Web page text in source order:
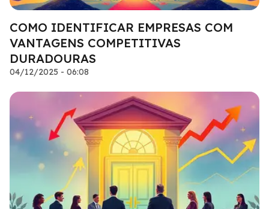
COMO IDENTIFICAR EMPRESAS COM
VANTAGENS COMPETITIVAS
DURADOURAS
04/12/2025 - 06:08